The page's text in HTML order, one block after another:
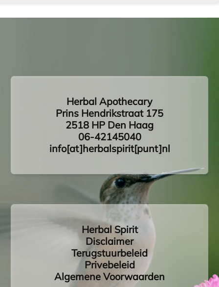
Herbal Apothecary
Prins Hendrikstraat 175
2518 HP Den Haag
06-42145040
info[at]herbalspirit[punt]nl
Herbal Spirit
Disclaimer
Terugstuurbeleid
Privebeleid
Algemene Voorwaarden